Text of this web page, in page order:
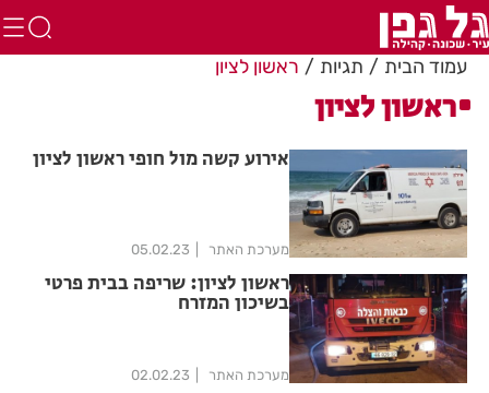
עמוד הבית תגיות ראשון לציון
ראשון לציון
אירוע קשה מול חופי ראשון לציון
מערכת האתר 05.02.23
ראשון לציון: שריפה בבית פרטי
בשיכון המזרח
מערכת האתר 02.02.23